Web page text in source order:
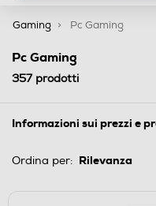
Gaming Pc Gaming
Pc Gaming
357prodotti
Informazioni sui prezzi e
Ordina per: